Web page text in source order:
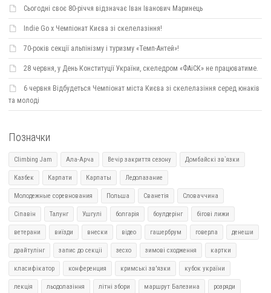
Сьогодні своє 80-річчя відзначає Іван Іванович Маринець
Indie Go х Чемпіонат Києва зі скелелазіння!
70-років секції альпінізму і туризму «Темп-Антей»!
28 червня, у День Конституції України, скеледром «ФАіСК» не працюватиме.
6 червня Відбудеться Чемпіонат міста Києва зі скелелазіння серед юнаків
та молоді
Позначки
Climbing Jam Ала-Арча Вечір закриття сезону Домбайскі зв`язки
Казбек Карпати Карпаты Ледолазание
Молодежные соревнования Польша Сванетія Словаччина
Сіпавін Талунг Ушгулі болгарія боулдерінг бігові лижи
ветерани виїзди внески відео гашербрум говерла денеши
драйтулінг запис до секціі зесхо зимові сходження картки
класифікатор конференция кримські зв'язки кубок україни
лекція льодолазіння літні збори маршрут Балезина розряди